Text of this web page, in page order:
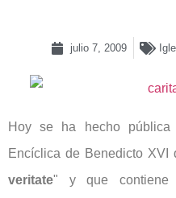
julio 7, 2009
Hoy se ha hecho
Encíclica de Benedicto
veritate" y que contiene